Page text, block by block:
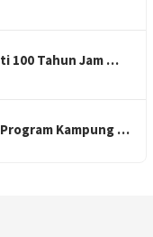
100 Tahun Jam …
Kampung …